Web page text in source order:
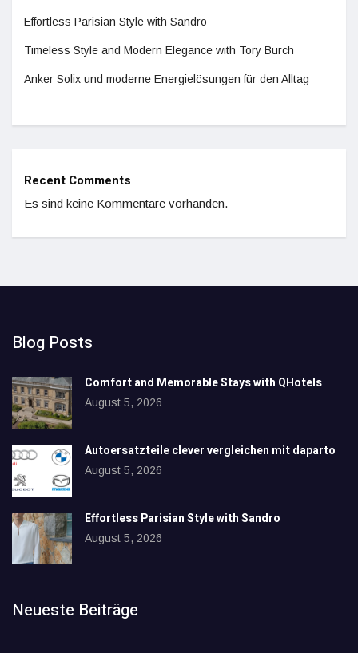
Effortless Parisian Style with Sandro
Timeless Style and Modern Elegance with Tory Burch
Anker Solix und moderne Energielösungen für den Alltag
Recent Comments
Es sind keine Kommentare vorhanden.
Blog Posts
Comfort and Memorable Stays with QHotels
August 5, 2026
Autoersatzteile clever vergleichen mit daparto
August 5, 2026
Effortless Parisian Style with Sandro
August 5, 2026
Neueste Beiträge